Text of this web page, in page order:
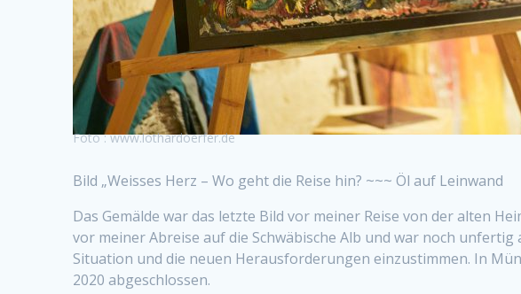
Foto : www.lothardoerfer.de
Bild „Weisses Herz – Wo geht die Reise hin? ~~~ Öl auf Leinwand
Das Gemälde war das letzte Bild vor meiner Reise von der alten
vor meiner Abreise auf die Schwäbische Alb und war noch
Situation und die neuen Herausforderungen einzustimmen. In
2020 abgeschlossen.